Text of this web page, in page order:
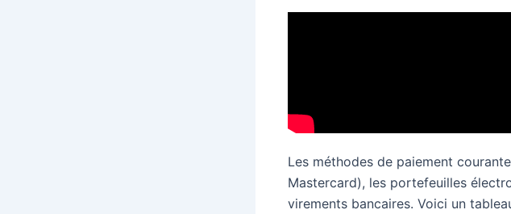
Les méthodes de paiement
Mastercard), les portefeuilles
virements bancaires. Voici un